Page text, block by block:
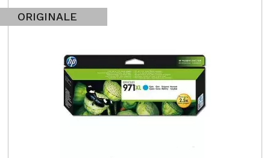
ORIGINALE